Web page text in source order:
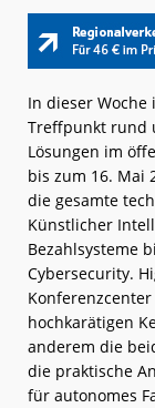
In dieser
Treffpunkt rund
Lösungen im
bis zum 16. Mai
die gesamte
Künstlicher
Bezahlsysteme
Cybersecurity.
hochkarätigen
anderem die
die praktische
für autonomes